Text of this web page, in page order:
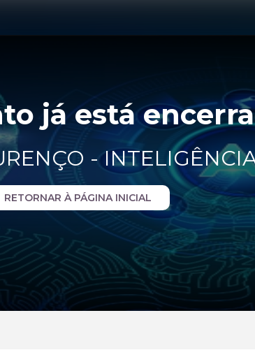
já está
-
RETORNAR À PÁGINA INICIAL